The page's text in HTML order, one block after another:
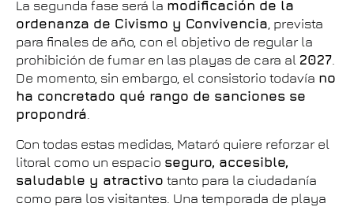
La segunda fase será la modificación de la
ordenanza de Civismo y Convivencia , prevista
para finales de año, con el objetivo de regular la
prohibición de fumar en las playas de cara al 2027
De momento, sin embargo, el consistorio todavía no
ha concretado qué rango de sanciones se
propondrá
Con todas estas medidas, Mataró quiere reforzar el
litoral como un espacio seguro, accesible,
saludable y atractivo tanto para la ciudadanía
como para los visitantes. Una temporada de playa